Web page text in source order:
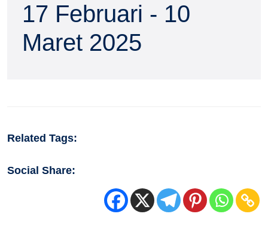
17 Februari - 10
Maret 2025
Related Tags:
Social Share: